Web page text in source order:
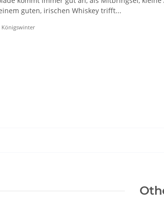
guten, irischen Whiskey trifft...
Königswinter